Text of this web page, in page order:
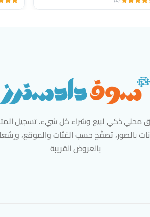
محلي ذكي لبيع وشراء كل شيء. تسجيل
بالصور، تصفّح حسب الفئات والموقع،
بالعروض القريبة